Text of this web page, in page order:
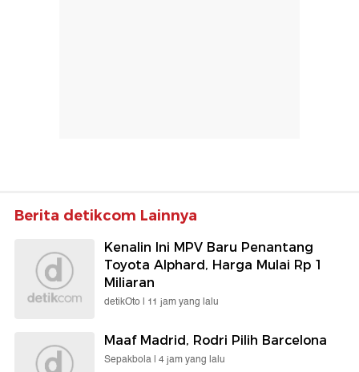
Berita detikcom Lainnya
Kenalin Ini MPV Baru Penantang
Toyota Alphard, Harga Mulai Rp 1
Miliaran
detikOto | 11 jam yang lalu
Maaf Madrid, Rodri Pilih Barcelona
Sepakbola | 4 jam yang lalu